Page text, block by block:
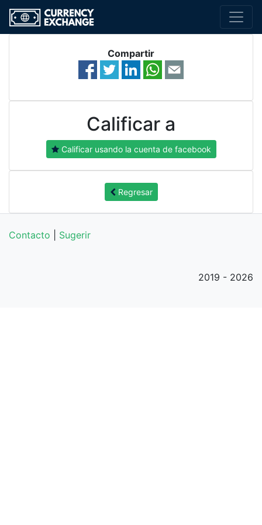
Compartir
Calificar a
Calificar usando la cuenta de facebook
Regresar
Contacto Sugerir
2019 - 2026